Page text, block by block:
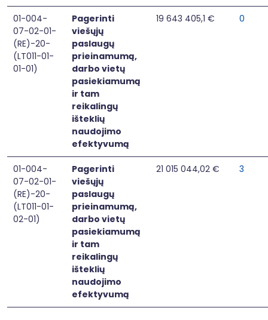
01-004-
07-02-01-
(RE)-20-
(LT011-01-
01-01)
Pagerinti
viešųjų
paslaugų
prieinamumą,
darbo vietų
pasiekiamumą
ir tam
reikalingų
išteklių
naudojimo
efektyvumą
19 643 405,1 € 0
01-004-
07-02-01-
(RE)-20-
(LT011-01-
02-01)
Pagerinti
viešųjų
paslaugų
prieinamumą,
darbo vietų
pasiekiamumą
ir tam
reikalingų
išteklių
naudojimo
efektyvumą
21 015 044,02 € 3